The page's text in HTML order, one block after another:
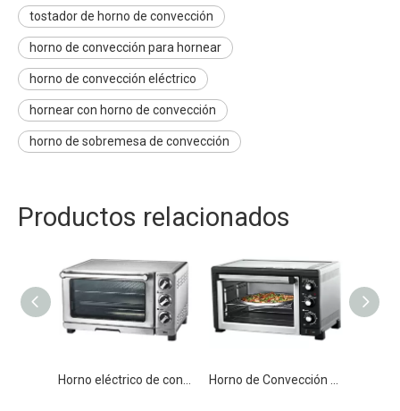
tostador de horno de convección
horno de convección para hornear
horno de convección eléctrico
hornear con horno de convección
horno de sobremesa de convección
Productos relacionados